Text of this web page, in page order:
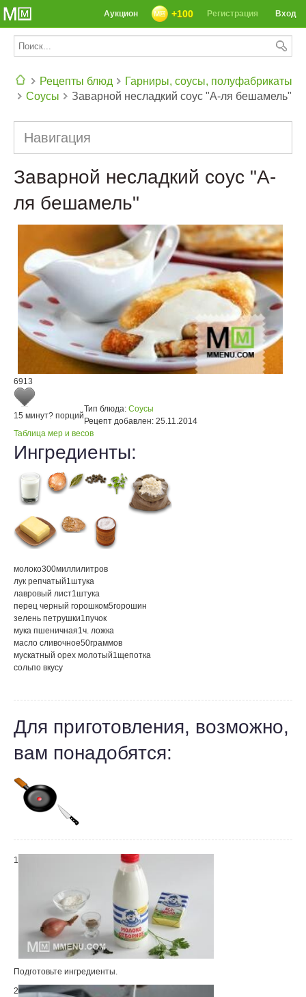
Вход
Регистрация
+100
Аукцион
Рецепты блюд
Гарниры, соусы, полуфабрикаты
Соусы
Заварной несладкий соус "А-ля бешамель"
Навигация
Заварной несладкий соус "А-
ля бешамель"
6913
15 минут? порций
Тип блюда: Соусы
Рецепт добавлен: 25.11.2014
Таблица мер и весов
Ингредиенты:
молоко300миллилитров
лук репчатый1 штука
лавровый лист1 штука
перец черный горошком5горошин
зелень петрушки1 пучок
мука пшеничная1 ч. ложка
масло сливочное50граммов
мускатный орех молотый1 щепотка
сольпо вкусу
Для приготовления, возможно,
вам понадобятся:
1
Подготовьте ингредиенты.
2